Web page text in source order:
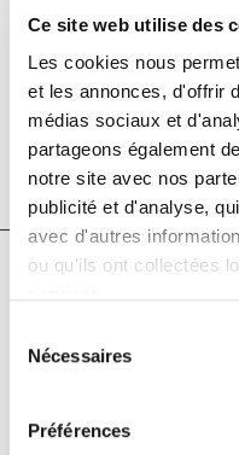
Ce site web utilise des
Les cookies nous
et les annonces, d'offrir
médias sociaux et
partageons également
notre site avec nos
publicité et d'analyse,
avec d'autres
ou qu'ils ont collectées
Nécessaires
Préférences
1 janv. 2020
Pediatric Blood &
DOI : 10.1002/
Gwénaël Le Teuff,
Dufour, Timothy
Devos, Kieran